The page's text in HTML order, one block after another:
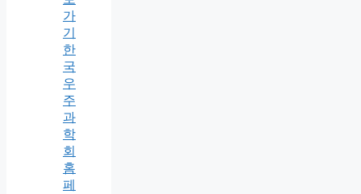
가
기
한
국
우
주
과
학
회
홈
페